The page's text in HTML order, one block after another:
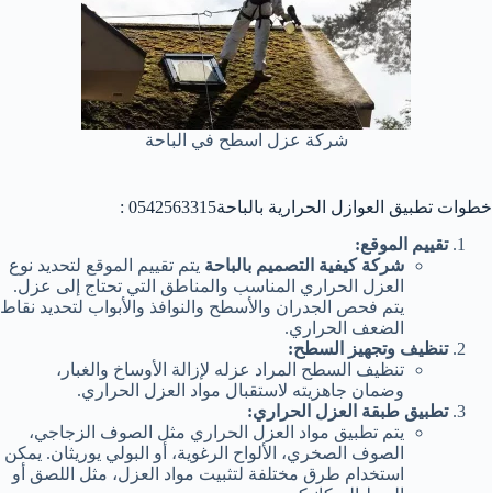
شركة عزل اسطح في الباحة
خطوات تطبيق العوازل الحرارية بالباحة0542563315 :
تقييم الموقع:
شركة كيفية التصميم بالباحة يتم تقييم الموقع لتحديد نوع
العزل الحراري المناسب والمناطق التي تحتاج إلى عزل.
يتم فحص الجدران والأسطح والنوافذ والأبواب لتحديد نقاط
الضعف الحراري.
تنظيف وتجهيز السطح:
تنظيف السطح المراد عزله لإزالة الأوساخ والغبار،
وضمان جاهزيته لاستقبال مواد العزل الحراري.
تطبيق طبقة العزل الحراري:
يتم تطبيق مواد العزل الحراري مثل الصوف الزجاجي،
الصوف الصخري، الألواح الرغوية، أو البولي يوريثان. يمكن
استخدام طرق مختلفة لتثبيت مواد العزل، مثل اللصق أو